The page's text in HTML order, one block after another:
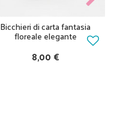
Bicchieri di carta fantasia
floreale elegante
8,00 €